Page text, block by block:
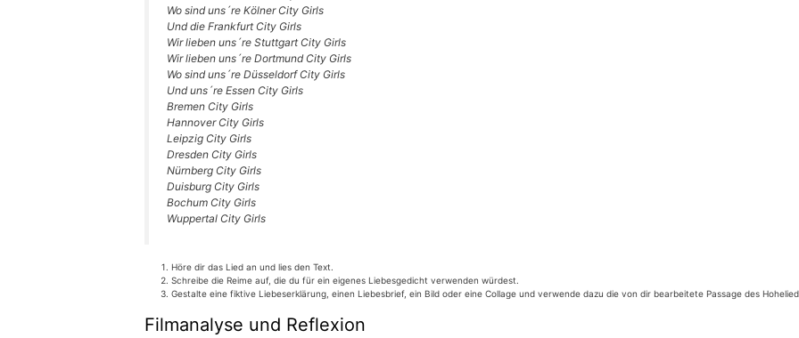
Wo sind uns´re Köl­ner City Girls
Und die Frank­furt City Girls
Wir lie­ben uns´re Stutt­gart City Girls
Wir lie­ben uns´re Dort­mund City Girls
Wo sind uns´re Düs­sel­dorf City Girls
Und uns´re Essen City Girls
Bre­men City Girls
Han­no­ver City Girls
Leip­zig City Girls
Dres­den City Girls
Nürn­berg City Girls
Duis­burg City Girls
Bochum City Girls
Wup­per­tal City Girls
Höre dir das Lied an und lies den Text.
Schrei­be die Rei­me auf, die du für ein eige­nes Lie­bes­ge­dicht ver­wen­den würdest.
Gestal­te eine fik­ti­ve Lie­bes­er­klä­rung, einen Lie­bes­brief, ein Bild oder eine Col­la­ge und ver­wen­de dazu die von dir bear­bei­te­te Pas­sa­ge des
Filmanalyse und Reflexion